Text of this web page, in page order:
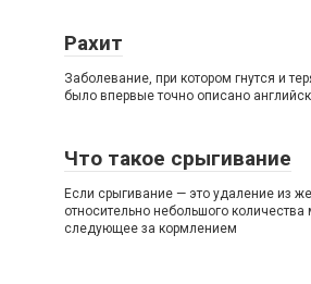
Рахит
Заболевание, при котором гнутся и
было впервые точно описано
Что такое срыгивание
Если срыгивание — это удаление из
относительно небольшого количества
следующее за кормлением